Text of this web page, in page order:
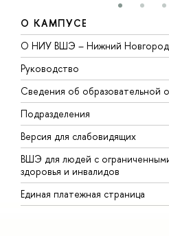
О КАМПУСЕ
О НИУ ВШЭ – Нижний Новгород
Руководство
Сведения об образовательной
Подразделения
Версия для слабовидящих
ВШЭ для людей с
здоровья и инвалидов
Единая платежная страница